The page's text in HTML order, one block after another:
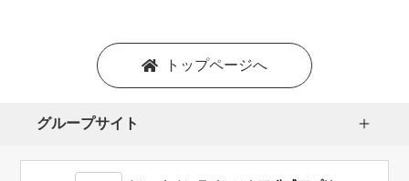
トップページへ
グループサイト